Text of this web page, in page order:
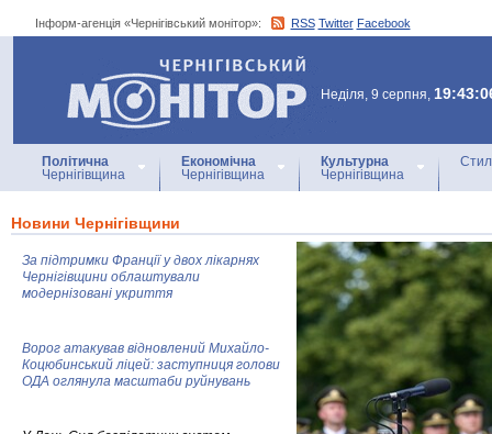
Інформ-агенція «Чернігівський монітор»: RSS Twitter Facebook
Інформ-агенція
«Чернігівський монітор»
Неділя, 9 серпня,
Політична
Чернігівщина
Економічна
Чернігівщина
Культурна
Чернігівщина
Новини Чернігівщини
За підтримки Франції у двох лікарнях
Чернігівщини облаштували
модернізовані укриття
Ворог атакував відновлений Михайло-
Коцюбинський ліцей: заступниця голови
ОДА оглянула масштаби руйнувань